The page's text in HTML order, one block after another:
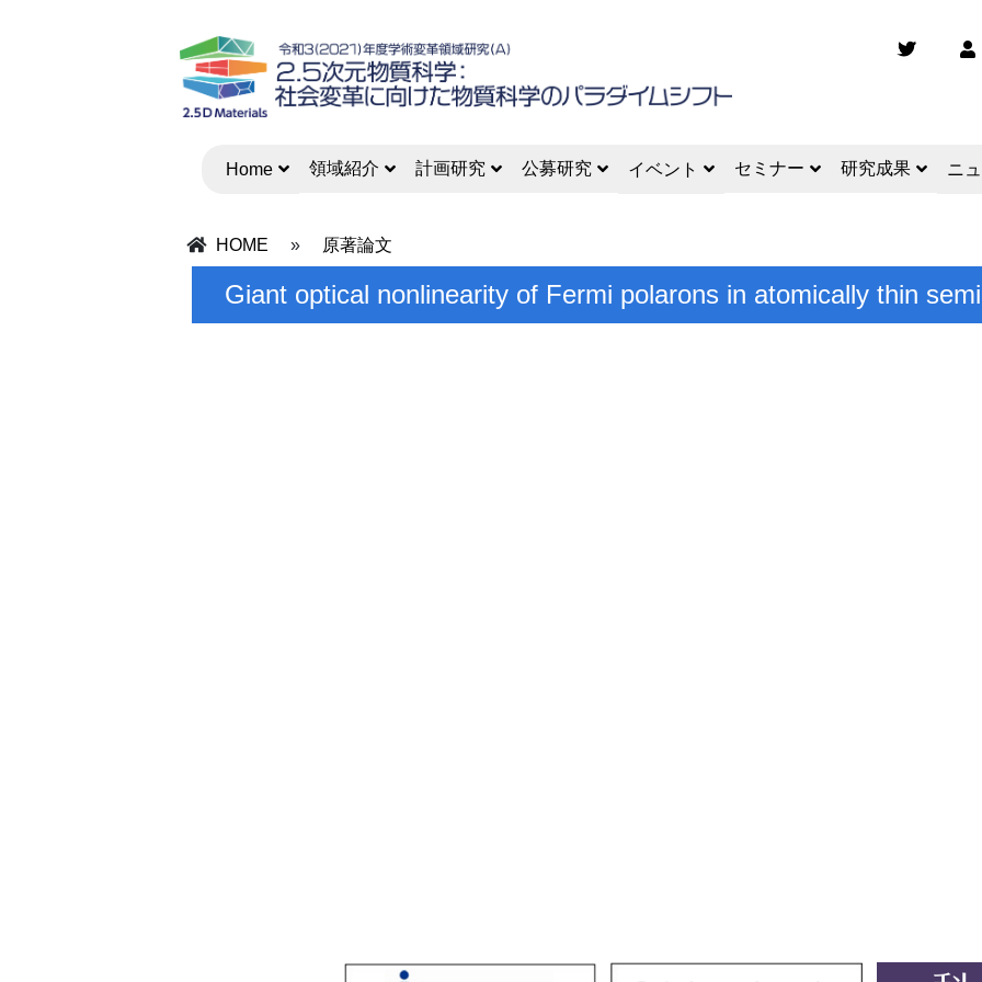
Home 領域紹介 計画研究 公募研究 イベント セミナー 研究成果 ニ
HOME » 原著論文
Giant optical nonlinearity of Fermi polarons in atomically thin